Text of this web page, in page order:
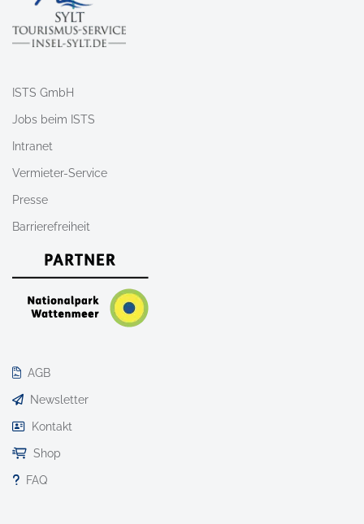
ISTS GmbH
Jobs beim ISTS
Intranet
Vermieter-Service
Presse
Barrierefreiheit
AGB
Newsletter
Kontakt
Shop
FAQ